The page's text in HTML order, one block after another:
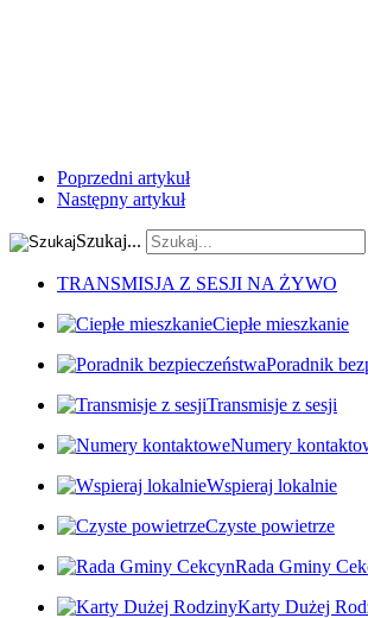
Poprzedni artykuł
Następny artykuł
Szukaj...
TRANSMISJA Z SESJI NA ŻYWO
Ciepłe mieszkanie
Poradnik
Transmisje z sesji
Numery
Wspieraj lokalnie
Czyste powietrze
Rada Gminy
Karty Dużej